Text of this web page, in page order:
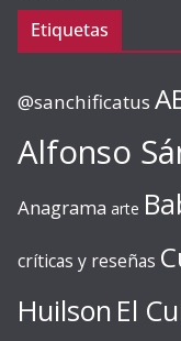
Etiquetas
@sanchificatus
Alfonso
Anagrama arte
críticas y reseñas
Huilson El